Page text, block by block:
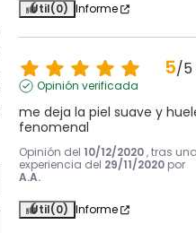
Útil(0) Informe
5/5
Opinión verificada
me deja la piel suave y
fenomenal
Opinión del 10/12/2020 , tras
experiencia del 29/11/2020 por
A.A.
Útil(0) Informe